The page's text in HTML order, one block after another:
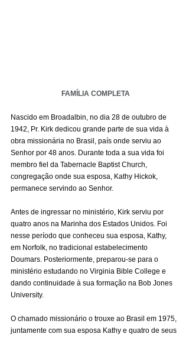
FAMÍLIA COMPLETA
Nascido em Broadalbin, no dia 28 de outubro de
1942, Pr. Kirk dedicou grande parte de sua vida à
obra missionária no Brasil, país onde serviu ao
Senhor por 48 anos. Durante toda a sua vida foi
membro fiel da Tabernacle Baptist Church,
congregação onde sua esposa, Kathy Hickok,
permanece servindo ao Senhor.
Antes de ingressar no ministério, Kirk serviu por
quatro anos na Marinha dos Estados Unidos. Foi
nesse período que conheceu sua esposa, Kathy,
em Norfolk, no tradicional estabelecimento
Doumars. Posteriormente, preparou-se para o
ministério estudando no Virginia Bible College e
dando continuidade à sua formação na Bob Jones
University.
O chamado missionário o trouxe ao Brasil em 1975,
juntamente com sua esposa Kathy e quatro de seus